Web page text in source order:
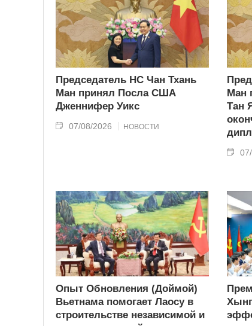
Председатель НС Чан Тхань
Ман принял Посла США
Дженнифер Уикс
07/08/2026 НОВОСТИ
Ман
Тан
Опыт Обновления (Доймой)
Вьетнама помогает Лаосу в
строительстве независимой и